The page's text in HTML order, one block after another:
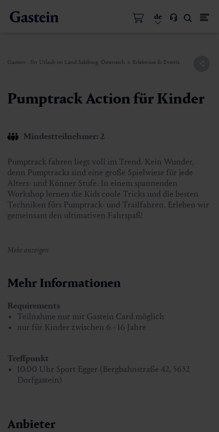
de
Gastein - Ihr Urlaub im Land Salzburg, Österreich Erlebnisse & Events
Pumptrack Action für Kinder
Mindestteilnehmer: 2
Pumptrack fahren liegt voll im Trend. Kein Wunder,
denn Pumptracks sind eine große Spielwiese für jede
Alters- und Könner Stufe. In einem spannenden
Workshop lernen die Kids coole Tricks und die besten
Techniken fürs Pumptrack- und Trailfahren. Erleben wir
gemeinsam den ultimativen Fahrspaß!
Teilnehmerzahl:
wird auch eine Ausrüstung zur Verfügung gestellt.
Preis mit Gastein Card:
Gastein Card möglich
3393 460
Mehr anzeigen
Mehr Informationen
Requirements
Teilnahme nur mit Gastein Card möglich
nur für Kinder zwischen 6 - 16 Jahre
Treffpunkt
10.00 Uhr Sport Egger (Bergbahnstraße 42, 5632
Dorfgastein)
Anbieter